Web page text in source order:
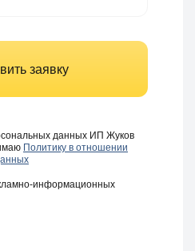
заявку
данных ИП Жуков
Политику в отношении
информационных